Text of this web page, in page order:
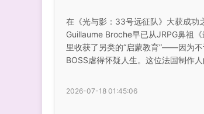
在《光与影：33号远征队》大获成功
Guillaume Broche早已从JRPG鼻祖
里收获了另类的“启蒙教育”——因为
BOSS虐得怀疑人生。这位法国制作人
2026-07-18 01:45:06